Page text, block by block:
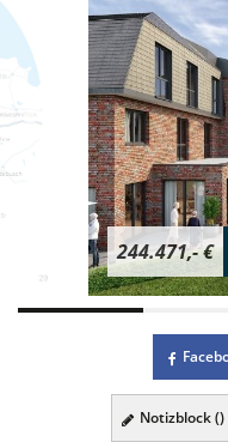
244.471,- €
Notizblock ()